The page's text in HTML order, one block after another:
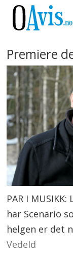
Premiere
PAR I
har Scenario
helgen er det
Vedeld